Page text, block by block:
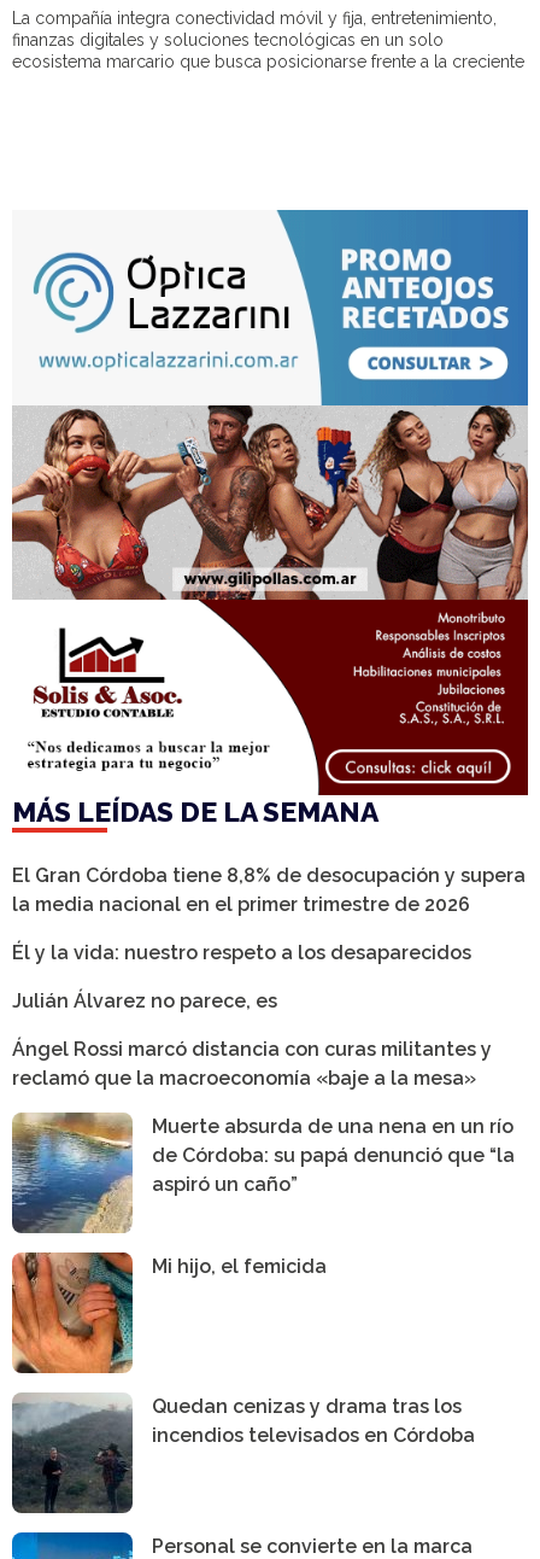
La compañía integra conectividad móvil y fija, entretenimiento,
finanzas digitales y soluciones tecnológicas en un solo
ecosistema marcario que busca posicionarse frente a la creciente
MÁS LEÍDAS DE LA SEMANA
El Gran Córdoba tiene 8,8% de desocupación y supera
la media nacional en el primer trimestre de 2026
Él y la vida: nuestro respeto a los desaparecidos
Julián Álvarez no parece, es
Ángel Rossi marcó distancia con curas militantes y
reclamó que la macroeconomía «baje a la mesa»
Muerte absurda de una nena en un río
de Córdoba: su papá denunció que “la
aspiró un caño”
Mi hijo, el femicida
Quedan cenizas y drama tras los
incendios televisados en Córdoba
Personal se convierte en la marca